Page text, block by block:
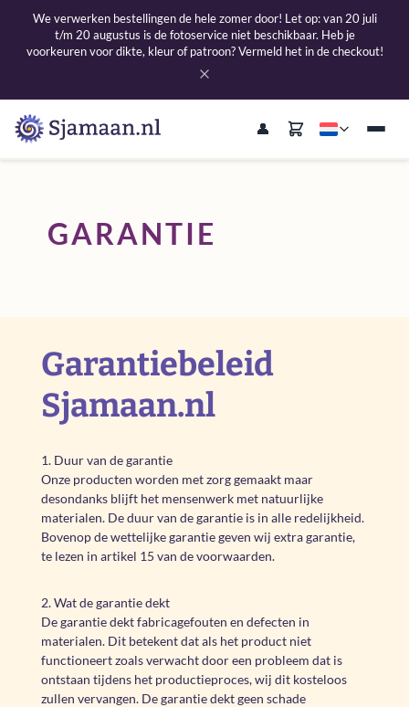
We verwerken bestellingen de hele zomer door! Let op: van 20 juli
t/m 20 augustus is de fotoservice niet beschikbaar. Heb je
voorkeuren voor dikte, kleur of patroon? Vermeld het in de checkout!
GARANTIE
Garantiebeleid
Sjamaan.nl
1. Duur van de garantie
Onze producten worden met zorg gemaakt maar
desondanks blijft het mensenwerk met natuurlijke
materialen. De duur van de garantie is in alle redelijkheid.
Bovenop de wettelijke garantie geven wij extra garantie,
te lezen in artikel 15 van de voorwaarden.
2. Wat de garantie dekt
De garantie dekt fabricagefouten en defecten in
materialen. Dit betekent dat als het product niet
functioneert zoals verwacht door een probleem dat is
ontstaan tijdens het productieproces, wij dit kosteloos
zullen vervangen. De garantie dekt geen schade